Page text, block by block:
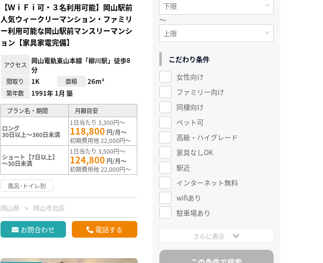
【ＷｉＦｉ可・３名利用可能】岡山駅前
人気ウィークリーマンション・ファミリ
ー利用可能な岡山駅前マンスリーマンシ
ョン【家具家電完備】
アクセス
岡山電軌東山本線「柳川駅」徒歩8
分
間取り 1K 面積 26m²
築年数 1991年 1月 築
プラン名・期間 月額目安
ロング
30日以上～360日未満
1日当たり 3,300円～
118,800 円/月～
初期費用他 22,000円～
ショート【7日以上】
～30日未満
1日当たり 3,500円～
124,800 円/月～
初期費用他 22,000円～
風呂･トイレ別
岡山県 岡山市北区
お問合わせ 電話する
～
こだわり条件
女性向け
ファミリー向け
同棲向け
ペット可
高級・ハイグレード
家具なしOK
駅近
インターネット無料
wifiあり
駐車場あり
さらに表示